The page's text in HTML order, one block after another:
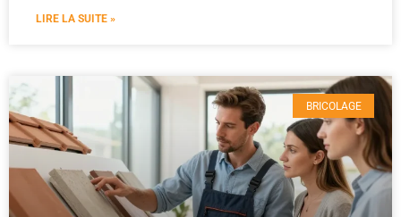
LIRE LA SUITE »
BRICOLAGE